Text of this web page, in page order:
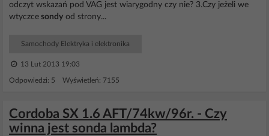
odczyt wskazań pod VAG jest wiarygodny czy nie? 3.Czy jeżeli we
wtyczce sondy od strony...
Samochody Elektryka i elektronika
13 Lut 2013 19:03
Odpowiedzi: 5 Wyświetleń: 7155
Cordoba SX 1.6 AFT/74kw/96r. - Czy
winna jest sonda lambda?